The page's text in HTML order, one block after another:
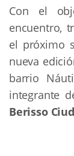
Con el
encuentro,
el próximo
nueva
barrio
integrante
Berisso